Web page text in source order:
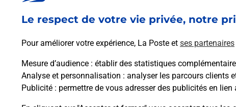
Le respect de votre vie privée, notre
Pour améliorer votre expérience, La Poste et ses partenaires
Mesure d’audience : établir des statistiques
Analyse et personnalisation : analyser les parcours clients
Publicité : permettre de vous adresser des publicités en
En savoir plus